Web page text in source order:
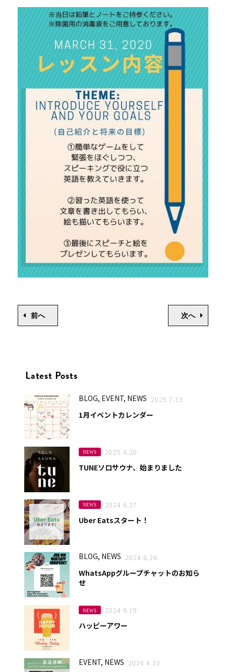
前へ 次へ
Latest Posts
BLOG, EVENT, NEWS 2025 7.13
1月イベントカレンダー
NEWS 2025 6.20
TUNEソロサウナ、始まりました
NEWS 2024 6.27
Uber Eatsスタート！
BLOG, NEWS 2024 6.26
WhatsAppグループチャットのお知ら
せ
NEWS 2024 6.19
ハッピーアワー
EVENT, NEWS 2024 4.23